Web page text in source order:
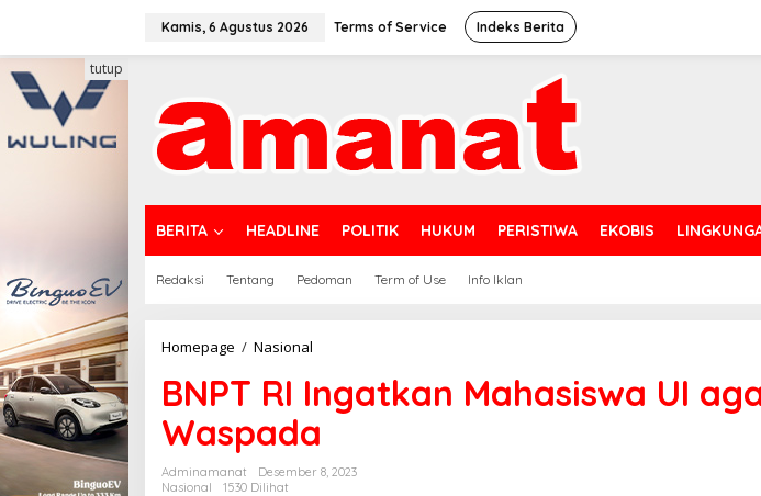
Kamis, 6 Agustus 2026 Terms of Service Indeks Berita
BERITA HEADLINE POLITIK HUKUM PERISTIWA EKOBIS
Redaksi Tentang Pedoman Term of Use Info Iklan
tutup
Homepage / Nasional
Ingatkan
Mahasiswa
UI
agar
Selalu
Waspada
BNPT RI Ingatkan Mahasiswa UI
Waspada
Adminamanat
Desember 8, 2023
Nasional
1530 Dilihat